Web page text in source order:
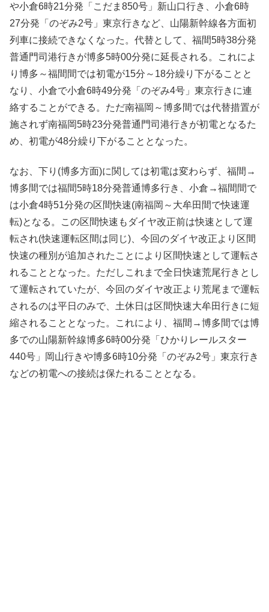
や小倉6時21分発「こだま850号」新山口行き、小倉6時
27分発「のぞみ2号」東京行きなど、山陽新幹線各方面初
列車に接続できなくなった。代替として、福間5時38分発
普通門司港行きが博多5時00分発に延長される。これによ
り博多～福間間では初電が15分～18分繰り下がることと
なり、小倉で小倉6時49分発「のぞみ4号」東京行きに連
絡することができる。ただ南福岡～博多間では代替措置が
施されず南福岡5時23分発普通門司港行きが初電となるた
め、初電が48分繰り下がることとなった。
なお、下り(博多方面)に関しては初電は変わらず、福間→
博多間では福間5時18分発普通博多行き、小倉→福間間で
は小倉4時51分発の区間快速(南福岡～大牟田間で快速運
転)となる。この区間快速もダイヤ改正前は快速として運
転され(快速運転区間は同じ)、今回のダイヤ改正より区間
快速の種別が追加されたことにより区間快速として運転さ
れることとなった。ただしこれまで全日快速荒尾行きとし
て運転されていたが、今回のダイヤ改正より荒尾まで運転
されるのは平日のみで、土休日は区間快速大牟田行きに短
縮されることとなった。これにより、福間→博多間では博
多での山陽新幹線博多6時00分発「ひかりレールスター
440号」岡山行きや博多6時10分発「のぞみ2号」東京行き
などの初電への接続は保たれることとなる。